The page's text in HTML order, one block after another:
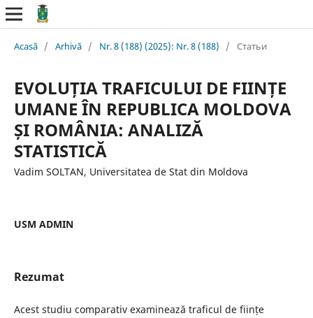
Acasă / Arhivă / Nr. 8 (188) (2025): Nr. 8 (188) / Статьи
EVOLUȚIA TRAFICULUI DE FIINȚE
UMANE ÎN REPUBLICA MOLDOVA
ȘI ROMÂNIA: ANALIZĂ
STATISTICĂ
Vadim SOLTAN, Universitatea de Stat din Moldova
USM ADMIN
Rezumat
Acest studiu comparativ examinează traficul de ființe